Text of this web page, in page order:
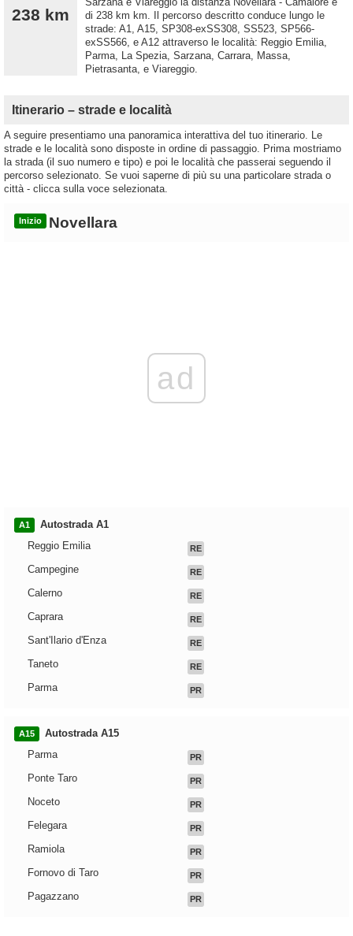
238 km
di 238 km km. Il percorso descritto conduce lungo le
strade: A1, A15, SP308-exSS308, SS523, SP566-
exSS566, e A12 attraverso le località: Reggio Emilia,
Parma, La Spezia, Sarzana, Carrara, Massa,
Pietrasanta, e Viareggio.
Itinerario – strade e località
A seguire presentiamo una panoramica interattiva del tuo itinerario. Le
strade e le località sono disposte in ordine di passaggio. Prima mostriamo
la strada (il suo numero e tipo) e poi le località che passerai seguendo il
percorso selezionato. Se vuoi saperne di più su una particolare strada o
città - clicca sulla voce selezionata.
Inizio Novellara
ad
A1
Autostrada A1
Reggio Emilia
RE
Campegine RE
Calerno RE
Caprara RE
Sant'Ilario d'Enza RE
Taneto RE
Parma PR
A15
Autostrada A15
Parma
PR
Ponte Taro PR
Noceto PR
Felegara PR
Ramiola PR
Fornovo di Taro PR
Pagazzano PR